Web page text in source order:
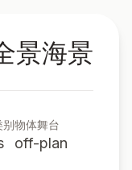
景海景
别物体舞台
off-plan